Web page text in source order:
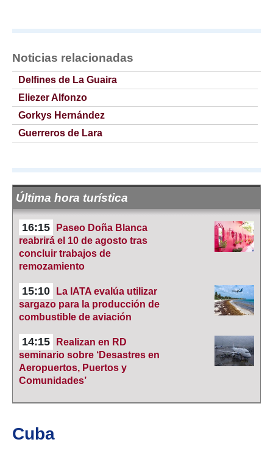
Noticias relacionadas
Delfines de La Guaira
Eliezer Alfonzo
Gorkys Hernández
Guerreros de Lara
Última hora turística
16:15
Paseo Doña Blanca
reabrirá el 10 de agosto tras
concluir trabajos de
remozamiento
15:10
La IATA evalúa utilizar
sargazo para la producción de
combustible de aviación
14:15
Realizan en RD
seminario sobre ‘Desastres en
Aeropuertos, Puertos y
Comunidades’
Cuba